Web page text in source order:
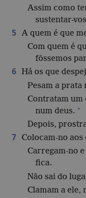
Assim como
sustentar-
5 A quem é que
Com quem é
fôssemos
6 Há os que
Pesam a prata
Contratam
num deus. +
Depois,
7 Colocam-no aos
Carregam-no
fica.
Não sai do
Clamam a ele,